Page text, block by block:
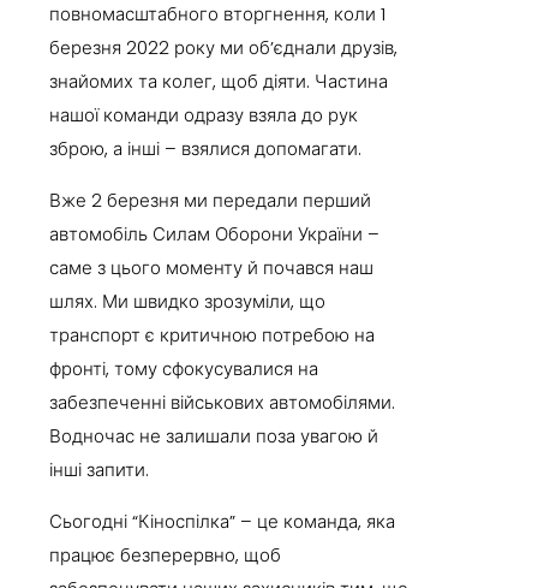
повномасштабного вторгнення, коли 1
березня 2022 року ми об’єднали друзів,
знайомих та колег, щоб діяти. Частина
нашої команди одразу взяла до рук
зброю, а інші – взялися допомагати.
Вже 2 березня ми передали перший
автомобіль Силам Оборони України –
саме з цього моменту й почався наш
шлях. Ми швидко зрозуміли, що
транспорт є критичною потребою на
фронті, тому сфокусувалися на
забезпеченні військових автомобілями.
Водночас не залишали поза увагою й
інші запити.
Сьогодні “Кіноспілка” – це команда, яка
працює безперервно, щоб